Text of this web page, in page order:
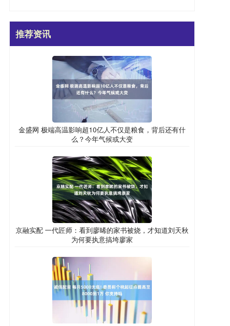
推荐资讯
金盛网 极端高温影响超10亿人不仅是粮食，背后还有什
么？今年气候或大变
京融实配 一代匠师：看到廖晞的家书被烧，才知道刘天秋
为何要执意搞垮廖家